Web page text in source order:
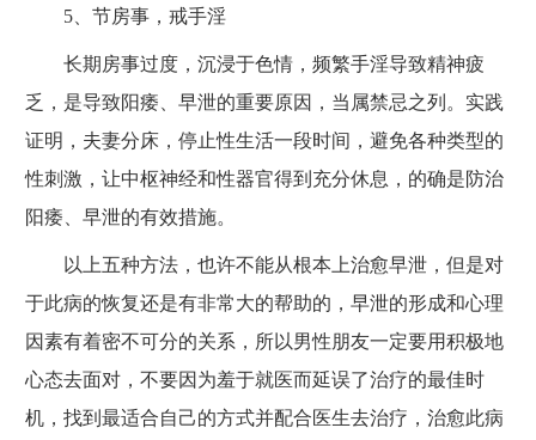
5、节房事，戒手淫
长期房事过度，沉浸于色情，频繁手淫导致精神疲
乏，是导致阳痿、早泄的重要原因，当属禁忌之列。实践
证明，夫妻分床，停止性生活一段时间，避免各种类型的
性刺激，让中枢神经和性器官得到充分休息，的确是防治
阳痿、早泄的有效措施。
以上五种方法，也许不能从根本上治愈早泄，但是对
于此病的恢复还是有非常大的帮助的，早泄的形成和心理
因素有着密不可分的关系，所以男性朋友一定要用积极地
心态去面对，不要因为羞于就医而延误了治疗的最佳时
机，找到最适合自己的方式并配合医生去治疗，治愈此病